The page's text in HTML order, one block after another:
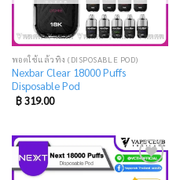
พอตใช้แล้วทิ้ง (DISPOSABLE POD)
Nexbar Clear 18000 Puffs
Disposable Pod
฿319.00
Add